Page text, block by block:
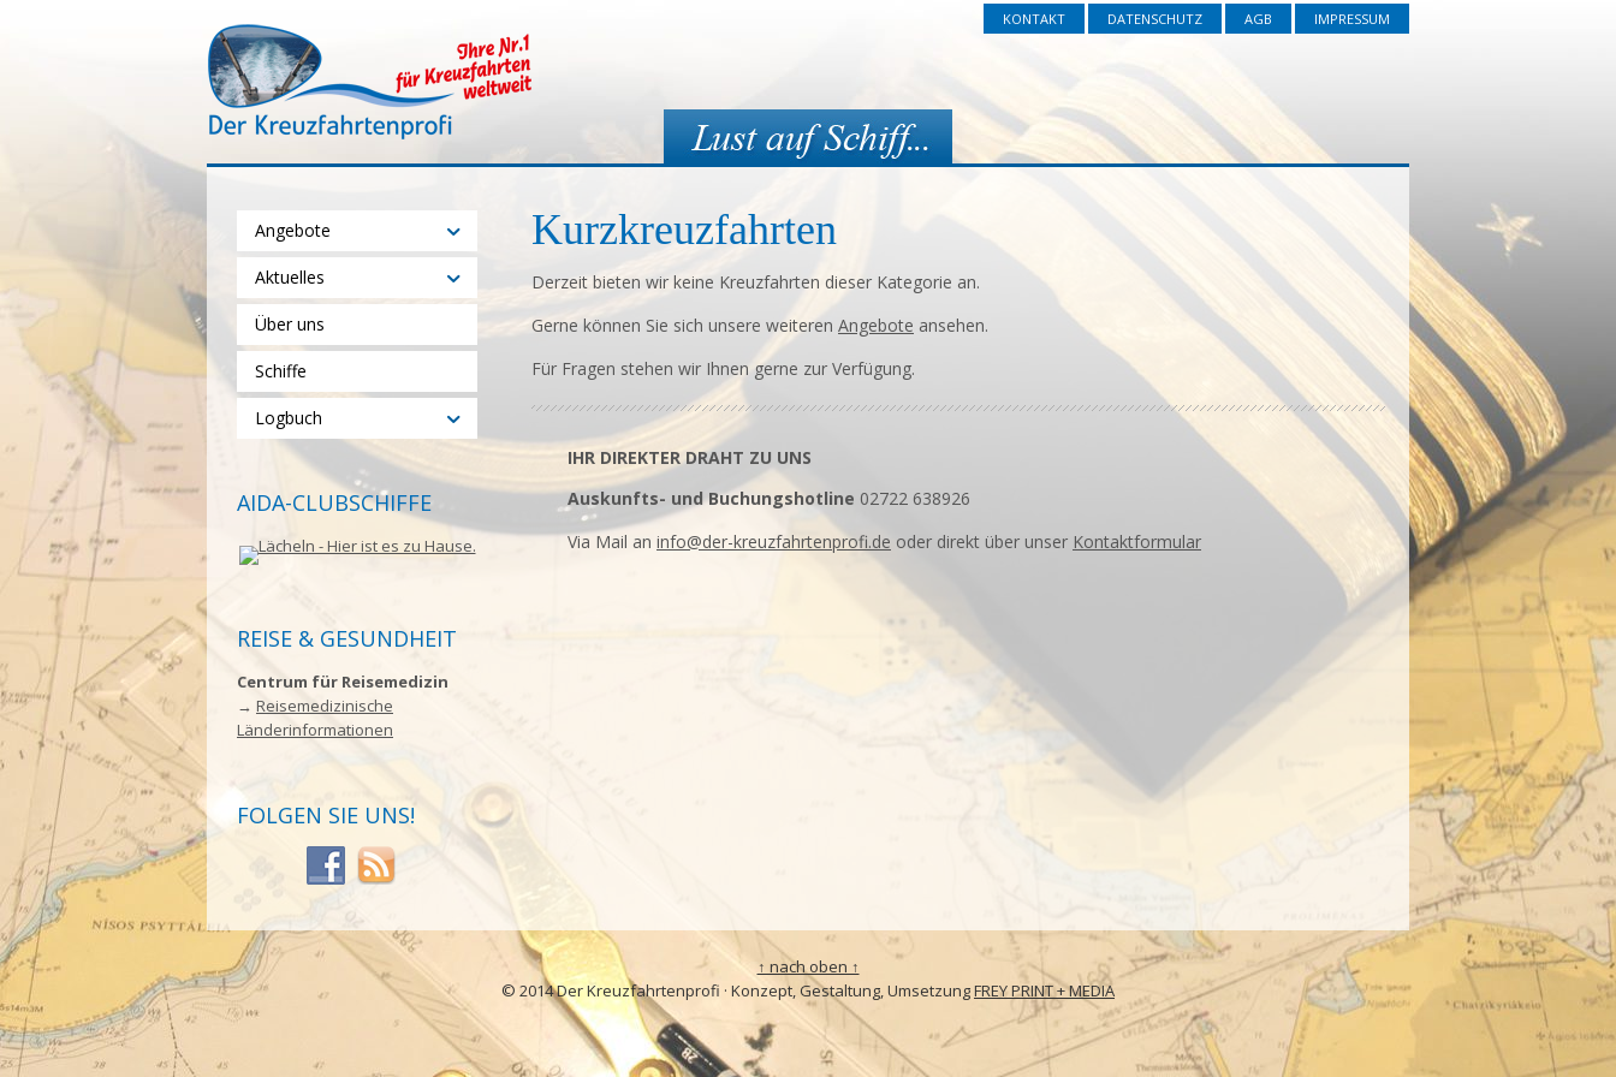
KONTAKT DATENSCHUTZ AGB IMPRESSUM
Kurzkreuzfahrten
Derzeit bieten wir keine Kreuzfahrten dieser Kategorie an.
Gerne können Sie sich unsere weiteren Angebote ansehen.
Für Fragen stehen wir Ihnen gerne zur Verfügung.
IHR DIREKTER DRAHT ZU UNS
Auskunfts- und Buchungshotline 02722 638926
Via Mail an info@der-kreuzfahrtenprofi.de oder direkt über unser Kontaktformular
Angebote
Aktuelles
Über uns
Schiffe
Logbuch
AIDA-CLUBSCHIFFE
REISE & GESUNDHEIT
Centrum für Reisemedizin
→ Reisemedizinische
Länderinformationen
FOLGEN SIE UNS!
↑ nach oben ↑
© 2014 Der Kreuzfahrtenprofi · Konzept, Gestaltung, UmsetzungFREY PRINT + MEDIA